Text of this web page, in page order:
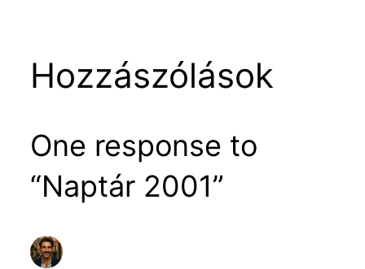
Hozzászólások
One response to
“Naptár 2001”